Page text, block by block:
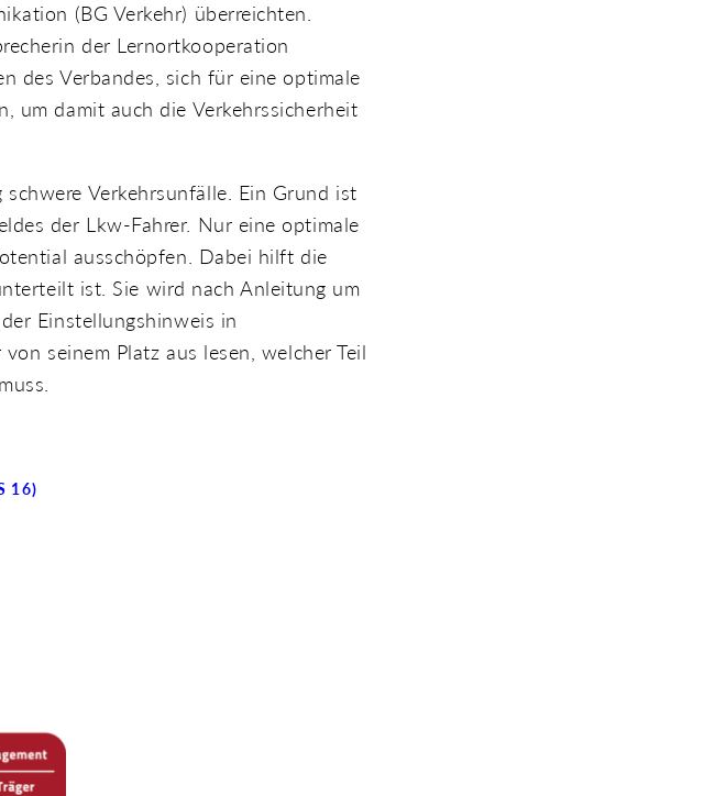
(BG Verkehr) überreichten.
der Lernortkooperation
des Verbandes, sich für eine optimale
um damit auch die Verkehrssicherheit
Verkehrsunfälle. Ein Grund ist
der Lkw-Fahrer. Nur eine optimale
ausschöpfen. Dabei hilft die
ist. Sie wird nach Anleitung um
Einstellungshinweis in
seinem Platz aus lesen, welcher Teil
16)